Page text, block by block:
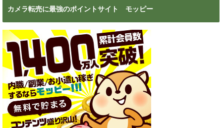
カメラ転売に最強のポイントサイト モッピー